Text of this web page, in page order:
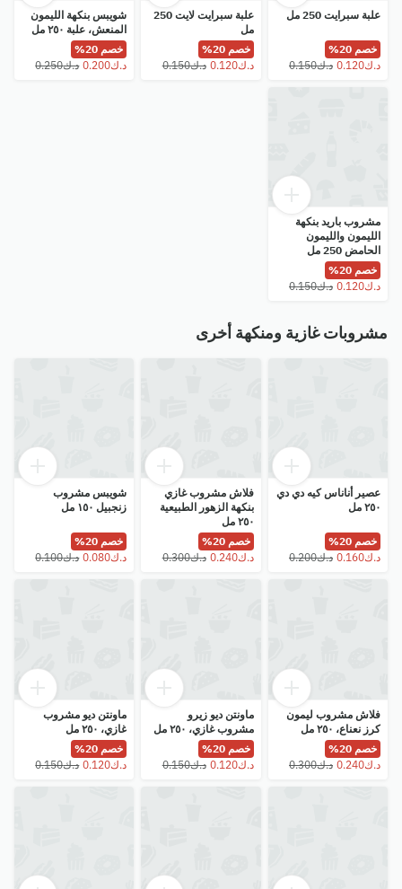
علبة سبرايت 250 مل
خصم 20%
علبة سبرايت لايت 250
مل
خصم 20%
⁦د.ك0.120⁩
⁦د.ك0.150⁩
شويبس بنكهة الليمون
المنعش، علبة ٢٥٠ مل
خصم 20%
⁦د.ك0.250⁩
مشروب باريد بنكهة
الليمون والليمون
الحامض 250 مل
خصم 20%
مشروبات غازية ومنكهة أخرى
عصير أناناس كيه دي دي
٢٥٠ مل
خصم 20%
فلاش مشروب غازي
بنكهة الزهور الطبيعية
٢٥٠ مل
خصم 20%
⁦د.ك0.240⁩
⁦د.ك0.300⁩
شويبس مشروب
زنجبيل ١٥٠ مل
خصم 20%
⁦د.ك0.100⁩
فلاش مشروب ليمون
كرز نعناع، ٢٥٠ مل
خصم 20%
ماونتن ديو زيرو
مشروب غازي، ٢٥٠ مل
خصم 20%
⁦د.ك0.120⁩
⁦د.ك0.150⁩
ماونتن ديو مشروب
غازي، ٢٥٠ مل
خصم 20%
⁦د.ك0.150⁩